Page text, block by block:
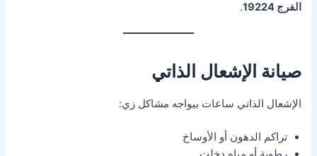
الفرج 19224
.
صيانة الإشعال الذاتي
الإشعال الذاتي ساعات بيواجه مشاكل زي:
تراكم الدهون أو الأوساخ